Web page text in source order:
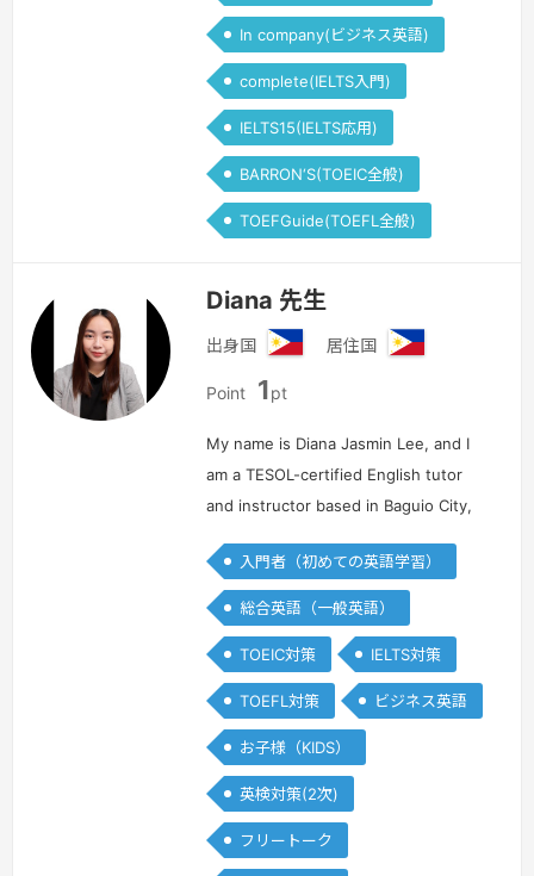
In company(ビジネス英語)
complete(IELTS入門)
IELTS15(IELTS応用)
BARRON‘S(TOEIC全般)
TOEFGuide(TOEFL全般)
Diana 先生
出身国
ィ
ピ
ン
居住国
ピ
ン
Point 1pt
My name is Diana Jasmin Lee, and I
am a TESOL-certified English tutor
and instructor based in Baguio City,
experience in teaching English as a
second language (ES…続きを見る »
入門者（初めての英語学習）
総合英語（一般英語）
TOEIC対策 IELTS対策
TOEFL対策 ビジネス英語
お子様（KIDS）
英検対策(2次)
フリートーク